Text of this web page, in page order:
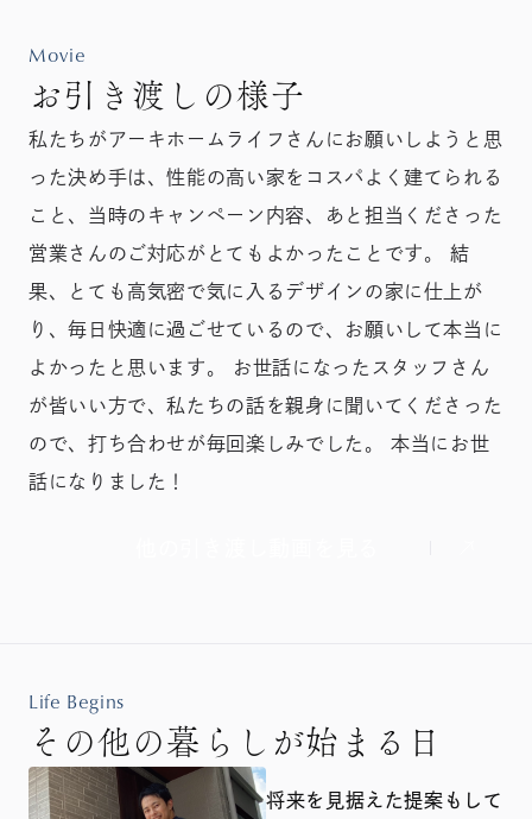
Movie
お引き渡しの様子
私たちがアーキホームライフさんにお願いしようと思
った決め手は、性能の高い家をコスパよく建てられる
こと、当時のキャンペーン内容、あと担当くださった
営業さんのご対応がとてもよかったことです。 結
果、とても高気密で気に入るデザインの家に仕上が
り、毎日快適に過ごせているので、お願いして本当に
よかったと思います。 お世話になったスタッフさん
が皆いい方で、私たちの話を親身に聞いてくださった
ので、打ち合わせが毎回楽しみでした。 本当にお世
話になりました！
Life Begins
その他の暮らしが始まる日
将来を見据えた提案もして